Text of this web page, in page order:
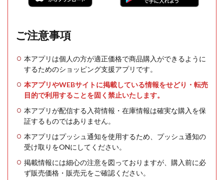
ご注意事項
本アプリは個人の方が適正価格で商品購入ができるように
するためのショッピング支援アプリです。
本アプリやWEBサイトに掲載している情報をせどり・転売
目的で利用することを固く禁止いたします。
本アプリが配信する入荷情報・在庫情報は確実な購入を保
証するものではありません。
本アプリはプッシュ通知を使用するため、プッシュ通知の
受け取りをONにしてください。
掲載情報には細心の注意を図っておりますが、購入前に必
ず販売価格・販売元をご確認ください。